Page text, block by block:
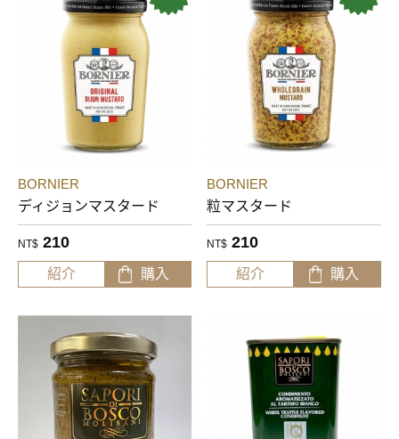
BORNIER
ディジョンマスタード
NT$ 210
紹介 購入
BORNIER
粒マスタード
NT$ 210
紹介 購入